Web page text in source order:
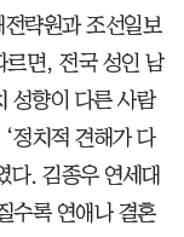
략원과 조선일보
르면, 전국 성인 남
성향이 다른 사람
정치적 견해가 다
다. 김종우 연세대
수록 연애나 결혼